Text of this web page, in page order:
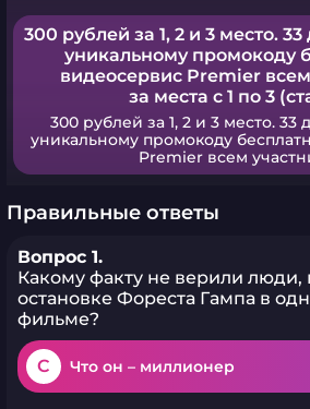
300 рублей за 1, 2 и 3 место.
уникальному промокоду
видеосервис Premier
за места с 1 по 3
300 рублей за 1, 2 и 3 место. 33
уникальному промокоду
Premier всем
Правильные ответы
Вопрос 1.
Какому факту не верили люди,
остановке Фореста Гампа в
фильме?
C Что он – миллионер